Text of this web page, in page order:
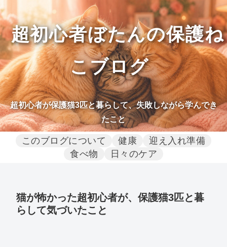
超初心者ぼたんの保護ね
こブログ
超初心者が保護猫3匹と暮らして、失敗しながら学んでき
たこと
このブログについて 健康
迎え入れ準備
食べ物
日々のケア
猫が怖かった超初心者が、保護猫3匹と暮
らして気づいたこと